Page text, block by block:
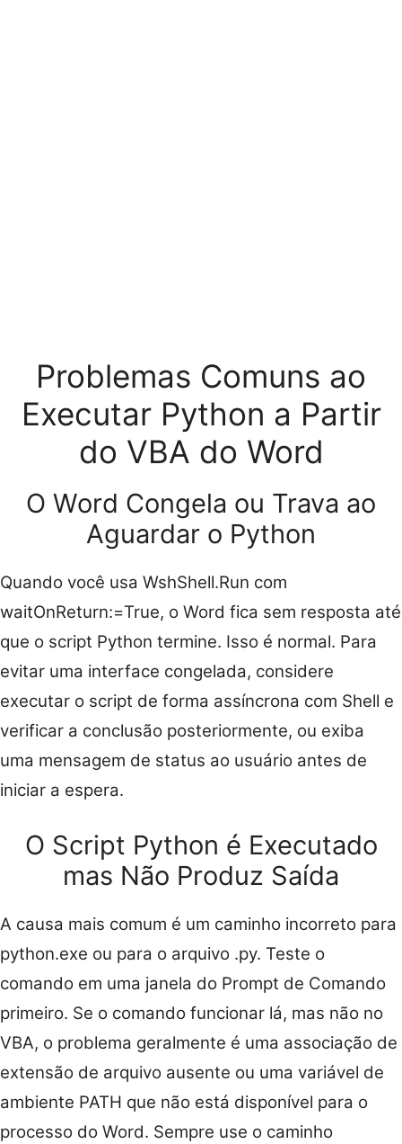
Problemas Comuns ao
Executar Python a Partir
do VBA do Word
O Word Congela ou Trava ao
Aguardar o Python
Quando você usa WshShell.Run com
waitOnReturn:=True, o Word fica sem resposta até
que o script Python termine. Isso é normal. Para
evitar uma interface congelada, considere
executar o script de forma assíncrona com Shell e
verificar a conclusão posteriormente, ou exiba
uma mensagem de status ao usuário antes de
iniciar a espera.
O Script Python é Executado
mas Não Produz Saída
A causa mais comum é um caminho incorreto para
python.exe ou para o arquivo .py. Teste o
comando em uma janela do Prompt de Comando
primeiro. Se o comando funcionar lá, mas não no
VBA, o problema geralmente é uma associação de
extensão de arquivo ausente ou uma variável de
ambiente PATH que não está disponível para o
processo do Word. Sempre use o caminho